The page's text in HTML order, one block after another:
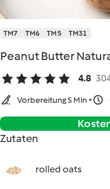
TM7 TM6 TM5 TM31
Peanut Butter
4.8
Vorbereitung 5 Min
Zutaten
rolled oats